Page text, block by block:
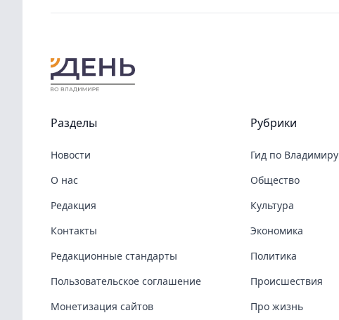
Разделы
Новости
О нас
Редакция
Контакты
Редакционные стандарты
Пользовательское соглашение
Монетизация сайтов
Рубрики
Гид по Владимиру
Общество
Культура
Экономика
Политика
Происшествия
Про жизнь